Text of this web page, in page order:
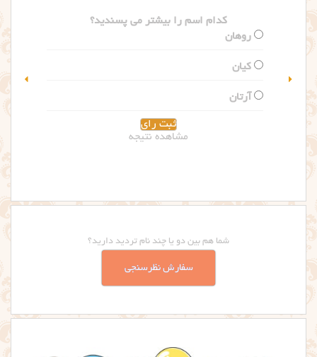
کدام اسم را بیشتر می پسندید؟
مشاهده نتیجه
شما هم بین دو یا چند نام تردید دارید؟
سفارش نظرسنجی